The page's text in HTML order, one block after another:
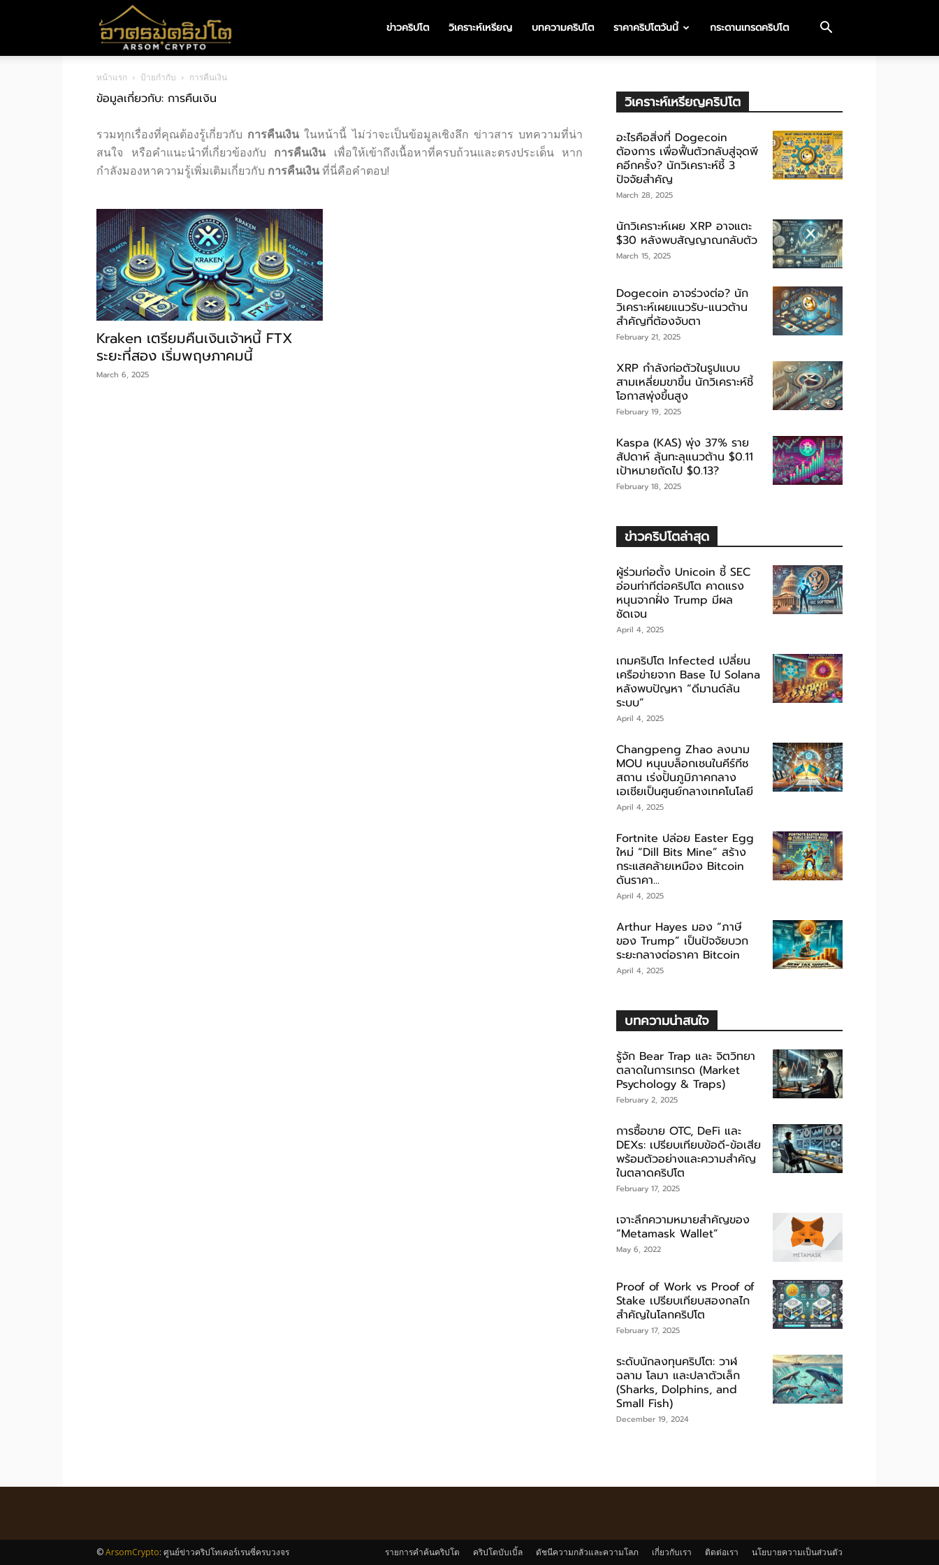
มค
ปโต
ข่าวคริปโต วิเคราะห์เหรียญ บทความคริปโต ราคาคริปโตวันนี้ กระดานเทรดคริปโต
หน้าแรก ป้ายกำกับ การคืนเงิน
ข้อมูลเกี่ยวกับ: การคืนเงิน
รวมทุกเรื่องที่คุณต้องรู้เกี่ยวกับ การคืนเงิน ในหน้านี้ ไม่ว่าจะเป็นข้อมูลเชิงลึก ข่าวสาร บทความที่น่า
สนใจ หรือคำแนะนำที่เกี่ยวข้องกับ การคืนเงิน เพื่อให้เข้าถึงเนื้อหาที่ครบถ้วนและตรงประเด็น หาก
กำลังมองหาความรู้เพิ่มเติมเกี่ยวกับ การคืนเงินที่นี่คือคำตอบ!
Kraken เตรียมคืนเงินเจ้าหนี้ FTX
ระยะที่สอง เริ่มพฤษภาคมนี้
March 6, 2025
วิเคราะห์เหรียญคริปโต
อะไรคือสิ่งที่ Dogecoin
ต้องการ เพื่อฟื้นตัวกลับสู่จุดพี
คอีกครั้ง? นักวิเคราะห์ชี้ 3
ปัจจัยสำคัญ
March 28, 2025
นักวิเคราะห์เผย XRP อาจแตะ
$30 หลังพบสัญญาณกลับตัว
March 15, 2025
Dogecoin อาจร่วงต่อ? นัก
วิเคราะห์เผยแนวรับ-แนวต้าน
สำคัญที่ต้องจับตา
February 21, 2025
XRP กำลังก่อตัวในรูปแบบ
สามเหลี่ยมขาขึ้น นักวิเคราะห์ชี้
โอกาสพุ่งขึ้นสูง
February 19, 2025
Kaspa (KAS) พุ่ง 37% ราย
สัปดาห์ ลุ้นทะลุแนวต้าน $0.11
เป้าหมายถัดไป $0.13?
February 18, 2025
ข่าวคริปโตล่าสุด
ผู้ร่วมก่อตั้ง Unicoin ชี้ SEC
อ่อนท่าทีต่อคริปโต คาดแรง
หนุนจากฝั่ง Trump มีผล
ชัดเจน
April 4, 2025
เกมคริปโต Infected เปลี่ยน
เครือข่ายจาก Base ไป Solana
หลังพบปัญหา “ดีมานด์ล้น
ระบบ”
April 4, 2025
Changpeng Zhao ลงนาม
MOU หนุนบล็อกเชนในคีร์กีซ
สถาน เร่งปั้นภูมิภาคกลาง
เอเชียเป็นศูนย์กลางเทคโนโลยี
April 4, 2025
Fortnite ปล่อย Easter Egg
ใหม่ “Dill Bits Mine” สร้าง
กระแสคล้ายเหมือง Bitcoin
ดันราคา...
April 4, 2025
Arthur Hayes มอง “ภาษี
ของ Trump” เป็นปัจจัยบวก
ระยะกลางต่อราคา Bitcoin
April 4, 2025
บทความน่าสนใจ
รู้จัก Bear Trap และ จิตวิทยา
ตลาดในการเทรด (Market
Psychology & Traps)
February 2, 2025
การซื้อขาย OTC, DeFi และ
DEXs: เปรียบเทียบข้อดี-ข้อเสีย
พร้อมตัวอย่างและความสำคัญ
ในตลาดคริปโต
February 17, 2025
เจาะลึกความหมายสำคัญของ
“Metamask Wallet”
May 6, 2022
Proof of Work vs Proof of
Stake เปรียบเทียบสองกลไก
สำคัญในโลกคริปโต
February 17, 2025
ระดับนักลงทุนคริปโต: วาฬ
ฉลาม โลมา และปลาตัวเล็ก
(Sharks, Dolphins, and
Small Fish)
December 19, 2024
รายการคำค้นคริปโต คริปโตบับเบิ้ล ดัชนีความกลัวและความโลภ เกี่ยวกับเรา ติดต่อเรา นโยบายความเป็นส่วนตัว
©ArsomCrypto: ศูนย์ข่าวคริปโทเคอร์เรนซี่ครบวงจร